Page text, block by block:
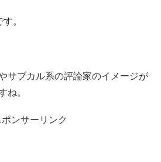
。
サブカル系の評論家のイメージが
ね。
ポンサーリンク